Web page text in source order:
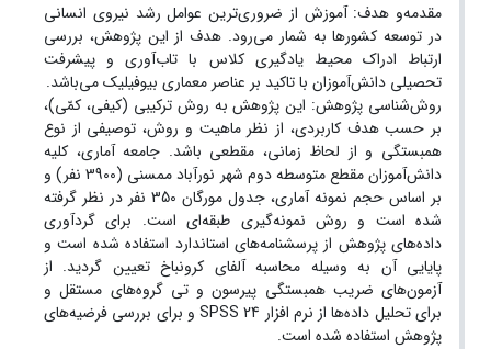
مقدمه‌و هدف: آموزش از ضروری‌ترین عوامل رشد نیروی انسانی
در توسعه کشور‌ها به شمار می‌رود. هدف از این پژوهش، بررسی
ارتباط ادراک محیط یادگیری کلاس با تاب‌آوری و پیشرفت
تحصیلی دانش‌آموزان با تاکید بر عناصر معماری بیوفیلیک می‌باشد.
روش‌شناسی پژوهش: این پژوهش به روش ترکیبی (کیفی، کمّی)،
بر حسب هدف کاربردی، از نظر ماهیت و روش، توصیفی از نوع
همبستگی و از لحاظ زمانی، مقطعی باشد. جامعه آماری، کلیه
دانش‌آموزان مقطع متوسطه دوم شهر نورآباد ممسنی (3900 نفر) و
بر اساس حجم نمونه آماری، جدول مورگان 350 نفر در نظر گرفته
شده است و روش نمونه‌گیری طبقه‌ای است. برای گردآوری
داده‌های پژوهش از پرسشنامه‌های استاندارد استفاده شده است و
پایایی آن به وسیله محاسبه آلفای کرونباخ تعیین گردید. از
آزمون‌های ضریب همبستگی پیرسون و تی گروه‌های مستقل و
برای تحلیل داده‌ها از نرم افزار 24 SPSS و برای بررسی فرضیه‌های
پژوهش استفاده شده است.